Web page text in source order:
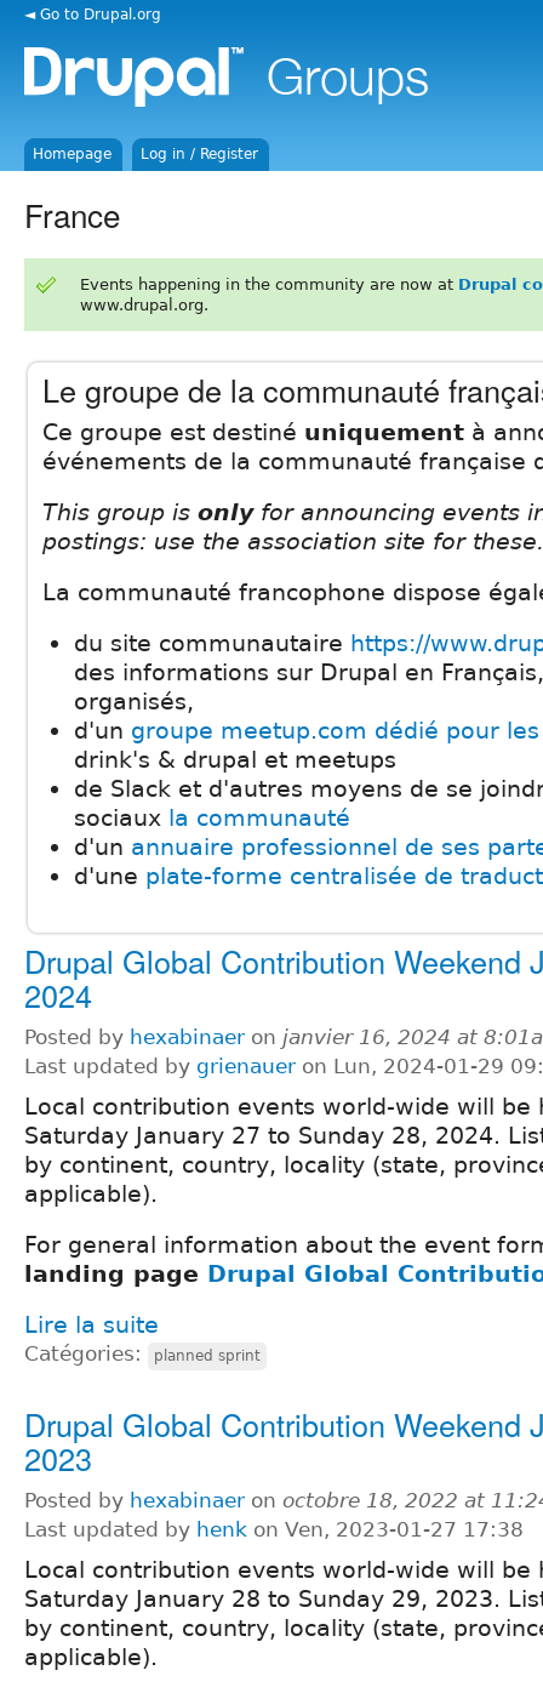
◄ Go to Drupal.org
Homepage Log in / Register
France
Events happening in the community are now at Drupal
www.drupal.org.
Le groupe de la communauté
Ce groupe est destiné uniquement à
événements de la communauté française
This group is onlyfor announcing events
postings: use the association site for these.
La communauté francophone dispose
du site communautaire https://
des informations sur Drupal en
organisés,
d'un groupe meetup.com dédié pour
drink's & drupal et meetups
de Slack et d'autres moyens de se
sociaux la communauté
d'un annuaire professionnel de ses
d'une plate-forme centralisée de
Drupal Global Contribution Weekend
2024
Posted by hexabinaer on janvier 16, 2024 at
Last updated by grienauer on Lun, 2024-01-29
Local contribution events world-wide will be
Saturday January 27 to Sunday 28, 2024.
by continent, country, locality (state,
applicable).
For general information about the event
landing page Drupal Global
Lire la suite
Catégories: planned sprint
Drupal Global Contribution Weekend
2023
Posted by hexabinaer on octobre 18, 2022 at
Last updated by henk on Ven, 2023-01-27 17:38
Local contribution events world-wide will be
Saturday January 28 to Sunday 29, 2023.
by continent, country, locality (state,
applicable).